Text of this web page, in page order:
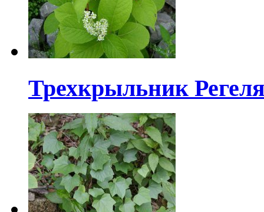
Трехкрыльник